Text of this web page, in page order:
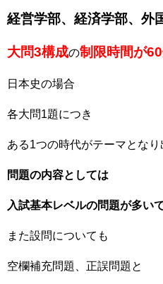
経営学部、経済学部、外
大問3構成の制限時間が
日本史の場合
各大問1題につき
ある1つの時代がテーマとなり
問題の内容としては
入試基本レベルの問題が多いで
また設問についても
空欄補充問題、正誤問題と